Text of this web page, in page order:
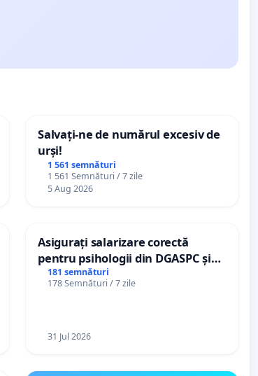
Salvați-ne de numărul excesiv de
urși!
1 561 semnături
1 561 Semnături / 7 zile
5 Aug 2026
Asigurați salarizare corectă
pentru psihologii din DGASPC și
spitale
181 semnături
178 Semnături / 7 zile
31 Jul 2026